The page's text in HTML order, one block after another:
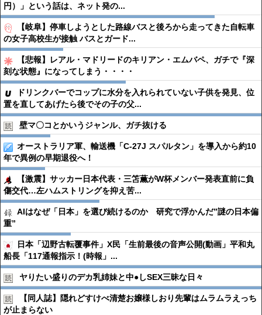
円）」という話は、ネット発の...
【岐阜】停車しようとした路線バスと後ろから走ってきた自転車
の女子高校生が接触 バスとガード...
【悲報】レアル・マドリードのキリアン・エムバペ、ガチで『深
刻な状態』になってしまう・・・・
ドリンクバーでコップに水分を入れられていない子供を発見、位
置を直してあげたら後でその子の父...
壁マ〇コとかいうジャンル、ガチ抜ける
オーストラリア軍、輸送機「C-27J スパルタン」を導入から約10
年で異例の早期退役へ！
【激震】サッカー日本代表・三笘薫がW杯メンバー発表直前に負
傷交代…左ハムストリングを抑え苦...
AIはなぜ「日本」を選び続けるのか 研究で浮かんだ”謎の日本偏
重”
日本「辺野古転覆事件」X民「生前最後の音声公開(動画」平和丸
船長「117通報指示！(時報」...
ヤりたい盛りのデカ乳姉妹と中●︎しSEX三昧な日々
【同人誌】隠れどすけべ清楚お嬢様しおり先輩はムラムラえっち
が止まらない